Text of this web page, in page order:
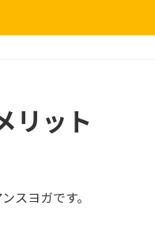
リット
スヨガです。